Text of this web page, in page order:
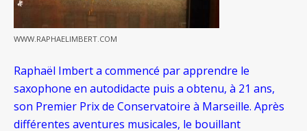
WWW.RAPHAELIMBERT.COM
Raphaël Imbert a commencé par apprendre le
saxophone en autodidacte puis a obtenu, à 21 ans,
son Premier Prix de Conservatoire à Marseille. Après
différentes aventures musicales, le bouillant